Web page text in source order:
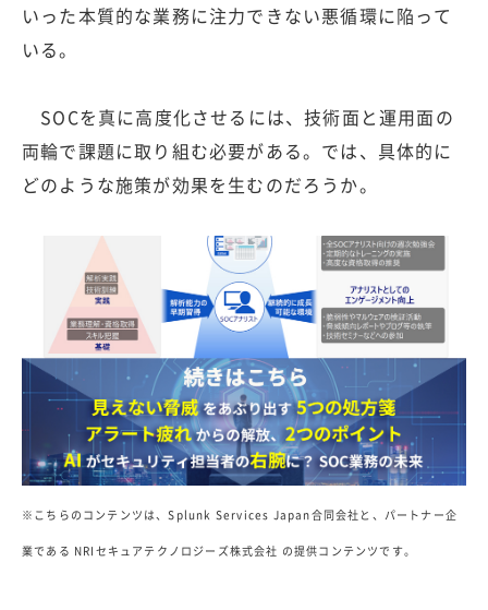
いった本質的な業務に注力できない悪循環に陥って
いる。
SOCを真に高度化させるには、技術面と運用面の
両輪で課題に取り組む必要がある。では、具体的に
どのような施策が効果を生むのだろうか。
※こちらのコンテンツは、Splunk Services Japan合同会社と、パートナー企
業である NRIセキュアテクノロジーズ株式会社 の提供コンテンツです。